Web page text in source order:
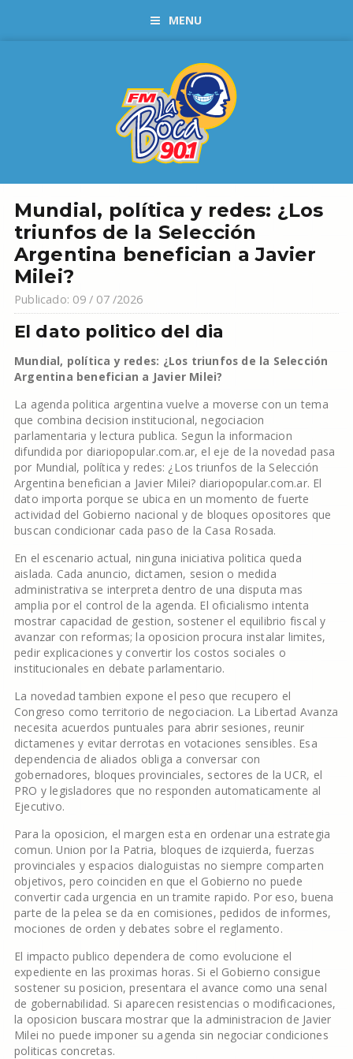
MENU
Mundial, política y redes: ¿Los
triunfos de la Selección
Argentina benefician a Javier
Milei?
Publicado: 09 / 07 /2026
El dato politico del dia
Mundial, política y redes: ¿Los triunfos de la Selección
Argentina benefician a Javier Milei?
La agenda politica argentina vuelve a moverse con un tema
que combina decision institucional, negociacion
parlamentaria y lectura publica. Segun la informacion
difundida por diariopopular.com.ar, el eje de la novedad pasa
por Mundial, política y redes: ¿Los triunfos de la Selección
Argentina benefician a Javier Milei? diariopopular.com.ar. El
dato importa porque se ubica en un momento de fuerte
actividad del Gobierno nacional y de bloques opositores que
buscan condicionar cada paso de la Casa Rosada.
En el escenario actual, ninguna iniciativa politica queda
aislada. Cada anuncio, dictamen, sesion o medida
administrativa se interpreta dentro de una disputa mas
amplia por el control de la agenda. El oficialismo intenta
mostrar capacidad de gestion, sostener el equilibrio fiscal y
avanzar con reformas; la oposicion procura instalar limites,
pedir explicaciones y convertir los costos sociales o
institucionales en debate parlamentario.
La novedad tambien expone el peso que recupero el
Congreso como territorio de negociacion. La Libertad Avanza
necesita acuerdos puntuales para abrir sesiones, reunir
dictamenes y evitar derrotas en votaciones sensibles. Esa
dependencia de aliados obliga a conversar con
gobernadores, bloques provinciales, sectores de la UCR, el
PRO y legisladores que no responden automaticamente al
Ejecutivo.
Para la oposicion, el margen esta en ordenar una estrategia
comun. Union por la Patria, bloques de izquierda, fuerzas
provinciales y espacios dialoguistas no siempre comparten
objetivos, pero coinciden en que el Gobierno no puede
convertir cada urgencia en un tramite rapido. Por eso, buena
parte de la pelea se da en comisiones, pedidos de informes,
mociones de orden y debates sobre el reglamento.
El impacto publico dependera de como evolucione el
expediente en las proximas horas. Si el Gobierno consigue
sostener su posicion, presentara el avance como una senal
de gobernabilidad. Si aparecen resistencias o modificaciones,
la oposicion buscara mostrar que la administracion de Javier
Milei no puede imponer su agenda sin negociar condiciones
politicas concretas.